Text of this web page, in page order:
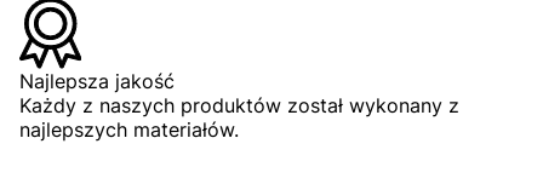
Najlepsza jakość
Każdy z naszych produktów został wykonany z
najlepszych materiałów.